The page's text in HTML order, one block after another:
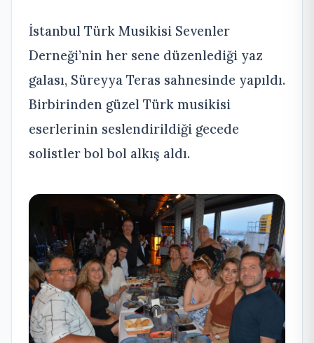
İstanbul Türk Musikisi Sevenler
Derneği’nin her sene düzenlediği yaz
galası, Süreyya Teras sahnesinde yapıldı.
Birbirinden güzel Türk musikisi
eserlerinin seslendirildiği gecede
solistler bol bol alkış aldı.